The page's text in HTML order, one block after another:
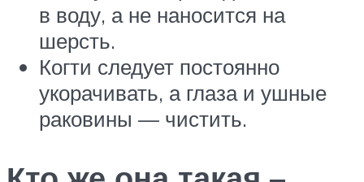
в воду, а не наносится на
шерсть.
Когти следует постоянно
укорачивать, а глаза и ушные
раковины — чистить.